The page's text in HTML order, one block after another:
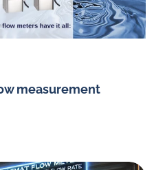
measurement